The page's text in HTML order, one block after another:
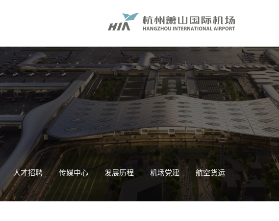
人才招聘 传媒中心 发展历程 机场党建 航空货运